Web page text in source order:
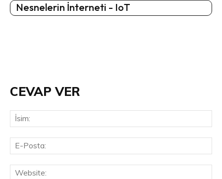
Nesnelerin İnterneti - IoT
CEVAP VER